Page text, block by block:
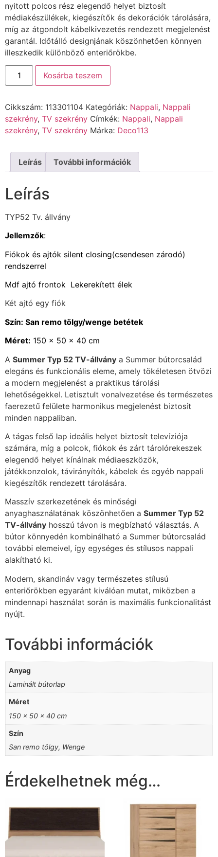
nyitott polcos rész elegendő helyet biztosít
médiakészülékek, kiegészítők és dekorációk tárolására,
míg az átgondolt kábelkivezetés rendezett megjelenést
garantál. Időtálló designjának köszönhetően könnyen
illeszkedik különböző enteriőrökbe.
Kosárba teszem
Cikkszám: 113301104 Kategóriák: Nappali, Nappali
szekrény, TV szekrény Címkék: Nappali, Nappali
szekrény, TV szekrény Márka: Deco113
Leírás További információk
Leírás
TYP52 Tv. állvány
Jellemzők:
Fiókok és ajtók silent closing(csendesen zárodó)
rendszerrel
Mdf ajtó frontok Lekerekített élek
Két ajtó egy fiók
Szín: San remo tölgy/wenge betétek
Méret: 150 x 50 x 40 cm
A Summer Typ 52 TV-állvány a Summer bútorcsalád
elegáns és funkcionális eleme, amely tökéletesen ötvözi
a modern megjelenést a praktikus tárolási
lehetőségekkel. Letisztult vonalvezetése és természetes
faerezetű felülete harmonikus megjelenést biztosít
minden nappaliban.
A tágas felső lap ideális helyet biztosít televíziója
számára, míg a polcok, fiókok és zárt tárolórekeszek
elegendő helyet kínálnak médiaeszközök,
játékkonzolok, távirányítók, kábelek és egyéb nappali
kiegészítők rendezett tárolására.
Masszív szerkezetének és minőségi
anyaghasználatának köszönhetően a Summer Typ 52
TV-állvány hosszú távon is megbízható választás. A
bútor könnyedén kombinálható a Summer bútorcsalád
további elemeivel, így egységes és stílusos nappali
alakítható ki.
Modern, skandináv vagy természetes stílusú
enteriőrökben egyaránt kiválóan mutat, miközben a
mindennapi használat során is maximális funkcionalitást
nyújt.
További információk
Anyag
Laminált bútorlap
Méret
150 x 50 x 40 cm
Szín
San remo tölgy, Wenge
Érdekelhetnek még…